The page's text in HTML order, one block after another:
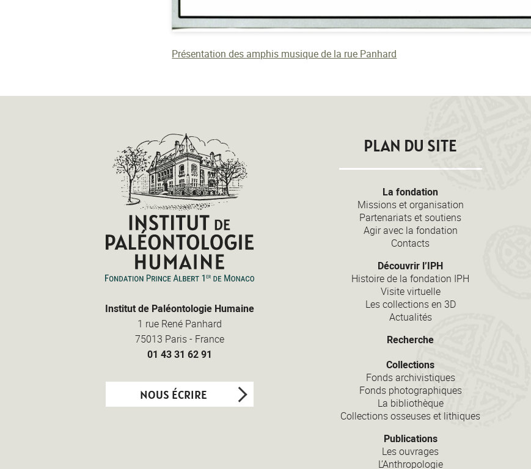
Présentation des amphis musique de la rue Panhard
Institut de Paléontologie Humaine
1 rue René Panhard
75013 Paris- France
01 43 31 62 91
NOUS ÉCRIRE
PLAN DU SITE
La fondation
Missions et organisation
Partenariats et soutiens
Agir avec la fondation
Contacts
Découvrir l’IPH
Histoire de la fondation IPH
Visite virtuelle
Les collections en 3D
Actualités
Recherche
Collections
Fonds archivistiques
Fonds photographiques
La bibliothèque
Collections osseuses et lithiques
Publications
Les ouvrages
L’Anthropologie